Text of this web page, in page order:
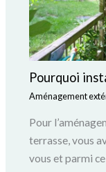
Pourquoi
Aménagement
Pour
terrasse, vous
vous et parmi